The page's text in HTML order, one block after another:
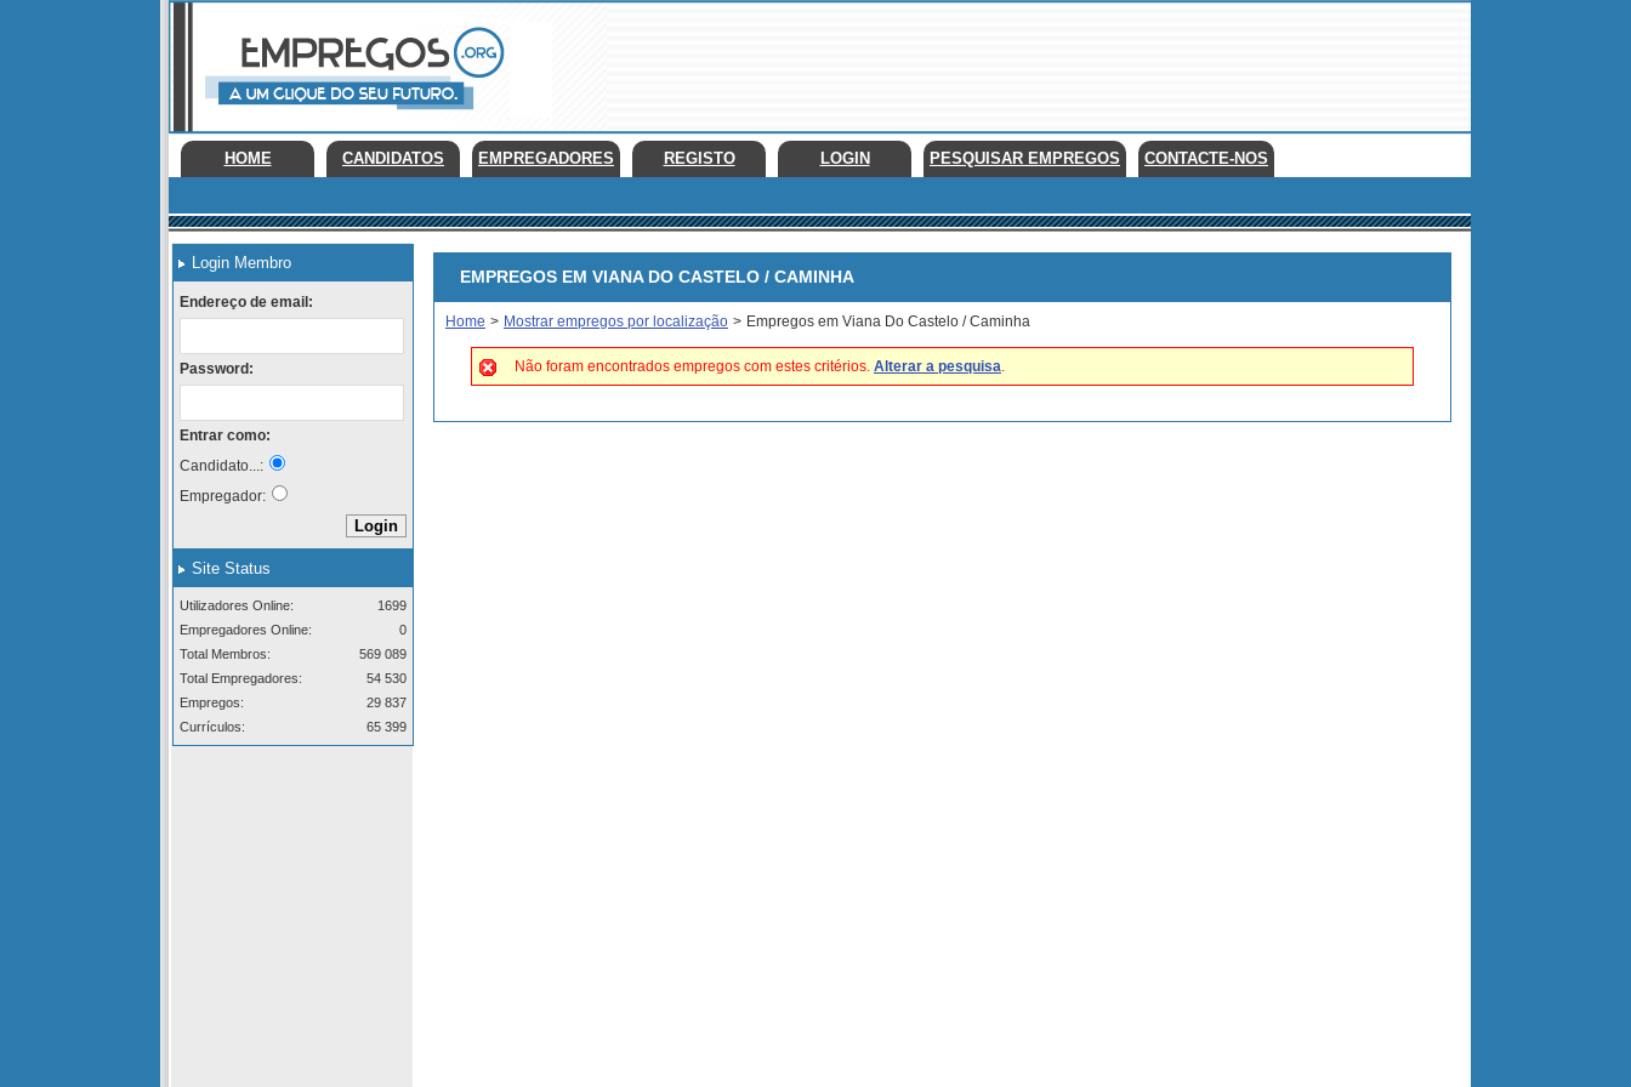
HOME CANDIDATOS EMPREGADORES REGISTO LOGIN PESQUISAR EMPREGOS CONTACTE-NOS
Login Membro
Endereço de email:
Password:
Entrar como:
Candidato...:
Empregador:
Site Status
Utilizadores Online:
1699
Empregadores Online:
0
Total Membros:
569 089
Total Empregadores:
54 530
Empregos:
29 837
Currículos:
65 399
EMPREGOS EM VIANA DO CASTELO / CAMINHA
Home > Mostrar empregos por localização > Empregos em Viana Do Castelo / Caminha
Não foram encontrados empregos com estes critérios. Alterar a pesquisa.